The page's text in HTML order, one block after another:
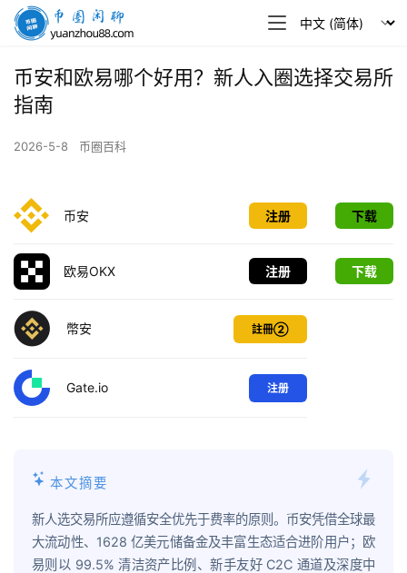
币
闲
聊
币安和欧易哪个好用？新人入圈选择交易所
指南
2026-5-8 币圈百科
币安 注册 下载
欧易OKX 注册 下载
幣安 註冊②
Gate.io 注册
本文摘要
新人选交易所应遵循安全优先于费率的原则。币安凭借全球最
大流动性、1628 亿美元储备金及丰富生态适合进阶用户；欧
易则以 99.5% 清洁资产比例、新手友好 C2C 通道及深度中